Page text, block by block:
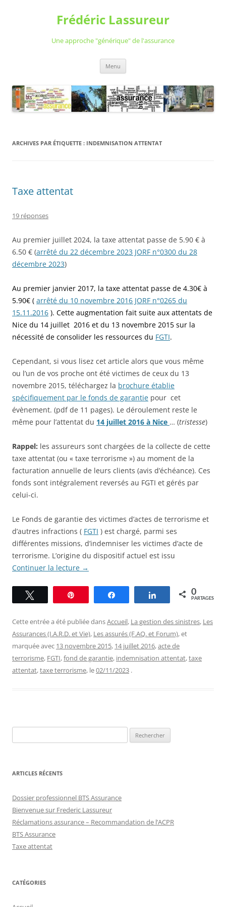
Frédéric Lassureur
Une approche "générique" de l'assurance
Menu
ARCHIVES PAR ÉTIQUETTE : INDEMNISATION ATTENTAT
Taxe attentat
19 réponses
Au premier juillet 2024, la taxe attentat passe de 5.90 € à
6.50 € (arrêté du 22 décembre 2023 JORF n°0300 du 28
décembre 2023)
Au premier janvier 2017, la taxe attentat passe de 4.30€ à
5.90€ ( arrêté du 10 novembre 2016 JORF n°0265 du
15.11.2016 ). Cette augmentation fait suite aux attentats de
Nice du 14 juillet 2016 et du 13 novembre 2015 sur la
nécessité de consolider les ressources du FGTI.
Cependant, si vous lisez cet article alors que vous même
ou l’un de vos proche ont été victimes de ceux du 13
novembre 2015, téléchargez la brochure établie
spécifiquement par le fonds de garantie pour cet
évènement. (pdf de 11 pages). Le déroulement reste le
même pour l’attentat du 14 juillet 2016 à Nice … (tristesse)
Rappel: les assureurs sont chargées de la collecte de cette
taxe attentat (ou « taxe terrorisme ») au moment de la
facturation annuelle de leurs clients (avis d’échéance). Ces
fonds sont intégralement reversés au FGTI et gérés par
celui-ci.
Le Fonds de garantie des victimes d’actes de terrorisme et
d’autres infractions ( FGTI ) est chargé, parmi ses
différentes missions, d’indemniser les victimes d’acte de
terrorisme. L’origine du dispositif actuel est issu
Continuer la lecture →
Partagez 0
PARTAGES
Cette entrée a été publiée dansAccueil, La gestion des sinistres, Les
Assurances (I.A.R.D. et Vie), Les assurés (F.AQ. et Forum), et
marquée avec 13 novembre 2015, 14 juillet 2016,acte de
terrorisme, FGTI,fond de garantie, indemnisation attentat,taxe
attentat,taxe terrorisme, le02/11/2023 .
ARTICLES RÉCENTS
Dossier professionnel BTS Assurance
Bienvenue sur Frederic Lassureur
Réclamations assurance – Recommandation de l’ACPR
BTS Assurance
Taxe attentat
CATÉGORIES